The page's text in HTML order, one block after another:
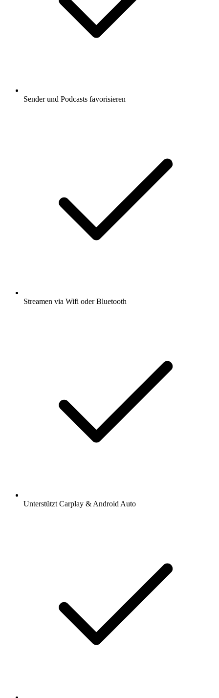
Sender und Podcasts favorisieren
Streamen via Wifi oder Bluetooth
Unterstützt Carplay & Android Auto